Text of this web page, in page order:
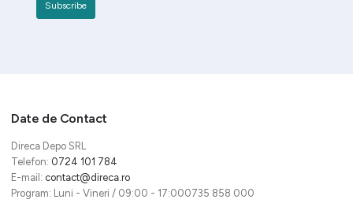
Date de Contact
Direca Depo SRL
Telefon: 0724 101 784
E-mail: contact@direca.ro
Program: Luni - Vineri / 09:00 - 17:000735 858 000